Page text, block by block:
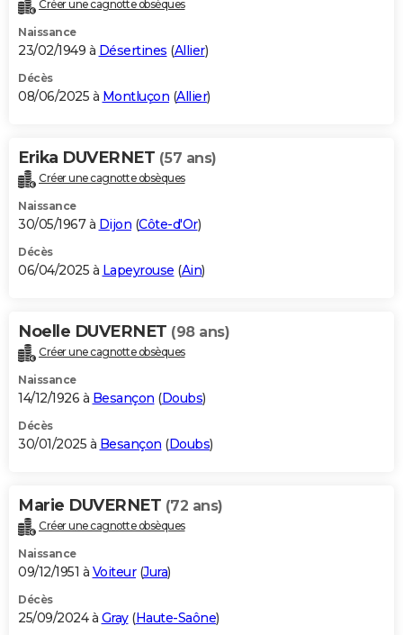
Créer une cagnotte obsèques
Naissance
23/02/1949 à Désertines (Allier)
Décès
08/06/2025 à Montluçon (Allier)
Erika DUVERNET (57 ans)
Créer une cagnotte obsèques
Naissance
30/05/1967 à Dijon (Côte-d'Or)
Décès
06/04/2025 à Lapeyrouse (Ain)
Noelle DUVERNET (98 ans)
Créer une cagnotte obsèques
Naissance
14/12/1926 à Besançon (Doubs)
Décès
30/01/2025 à Besançon (Doubs)
Marie DUVERNET (72 ans)
Créer une cagnotte obsèques
Naissance
09/12/1951 à Voiteur(Jura)
Décès
25/09/2024 à Gray(Haute-Saône)